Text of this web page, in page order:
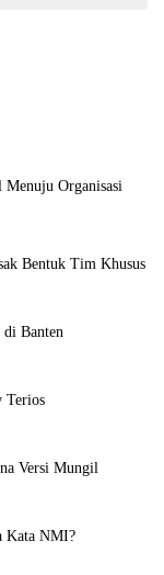
Organisasi
Bentuk Tim Khusus
di Banten
Terios
Versi Mungil
Kata NMI?